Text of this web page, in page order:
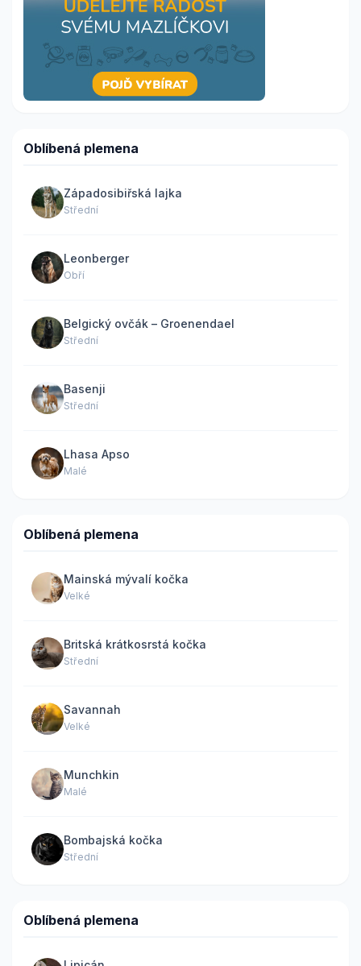
Oblíbená plemena
Západosibiřská lajka
Střední
Leonberger
Obří
Belgický ovčák – Groenendael
Střední
Basenji
Střední
Lhasa Apso
Malé
Oblíbená plemena
Mainská mývalí kočka
Velké
Britská krátkosrstá kočka
Střední
Savannah
Velké
Munchkin
Malé
Bombajská kočka
Střední
Oblíbená plemena